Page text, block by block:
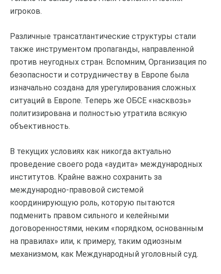
игроков.
Различные трансатлантические структуры стали
также инструментом пропаганды, направленной
против неугодных стран. Вспомним, Организация по
безопасности и сотрудничеству в Европе была
изначально создана для урегулирования сложных
ситуаций в Европе. Теперь же ОБСЕ «насквозь»
политизирована и полностью утратила всякую
объективность.
В текущих условиях как никогда актуально
проведение своего рода «аудита» международных
институтов. Крайне важно сохранить за
международно-правовой системой
координирующую роль, которую пытаются
подменить правом сильного и келейными
договоренностями, неким «порядком, основанным
на правилах» или, к примеру, таким одиозным
механизмом, как Международный уголовный суд.